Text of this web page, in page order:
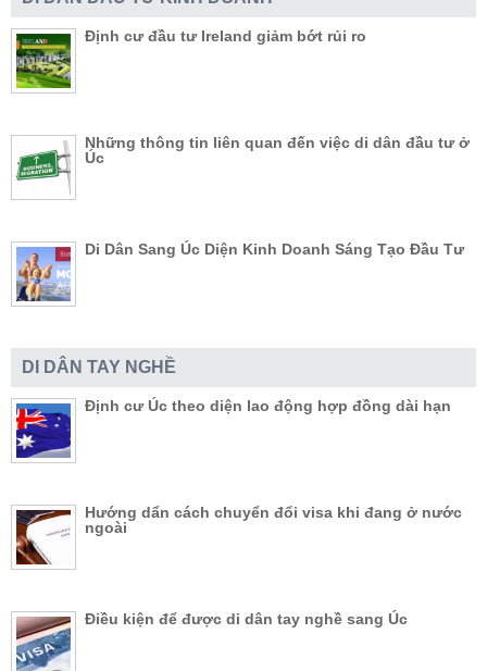
Định cư đầu tư Ireland giảm bớt rủi ro
Những thông tin liên quan đến việc di dân đầu tư ở
Úc
Di Dân Sang Úc Diện Kinh Doanh Sáng Tạo Đầu Tư
DI DÂN TAY NGHỀ
Định cư Úc theo diện lao động hợp đồng dài hạn
Hướng dẩn cách chuyển đổi visa khi đang ở nước
ngoài
Điều kiện để được di dân tay nghề sang Úc